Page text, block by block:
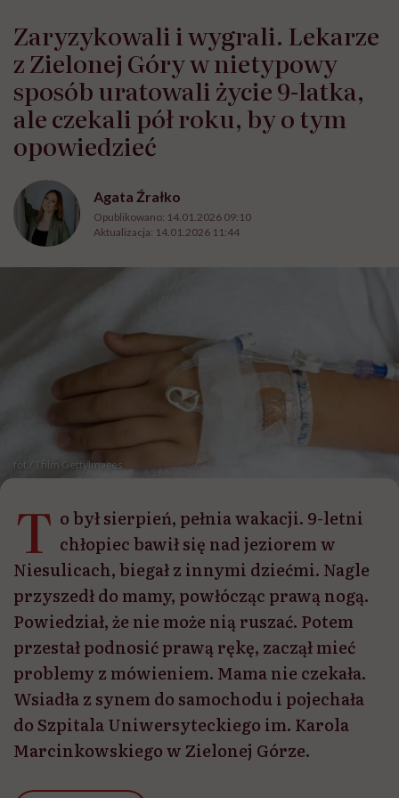
Zaryzykowali i wygrali. Lekarze
z Zielonej Góry w nietypowy
sposób uratowali życie 9-latka,
ale czekali pół roku, by o tym
opowiedzieć
Agata Źrałko
Opublikowano: 14.01.2026 09:10
Aktualizacja: 14.01.2026 11:44
fot./ Tfilm GettyImages
T o był sierpień, pełnia wakacji. 9-letni
chłopiec bawił się nad jeziorem w
Niesulicach, biegał z innymi dziećmi. Nagle
przyszedł do mamy, powłócząc prawą nogą.
Powiedział, że nie może nią ruszać. Potem
przestał podnosić prawą rękę, zaczął mieć
problemy z mówieniem. Mama nie czekała.
Wsiadła z synem do samochodu i pojechała
do Szpitala Uniwersyteckiego im. Karola
Marcinkowskiego w Zielonej Górze.